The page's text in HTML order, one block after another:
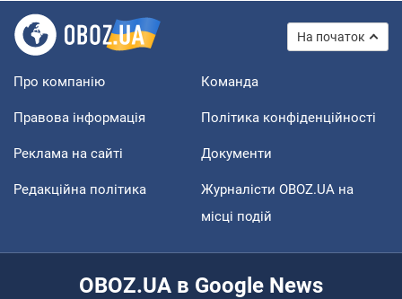
На початок
Про компанію Команда
Правова інформація Політика конфіденційності
Реклама на сайті Документи
Редакційна політика
Журналісти OBOZ.UA на
місці подій
OBOZ.UA в Google News